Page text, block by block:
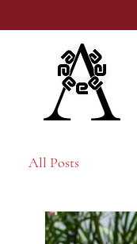
All Posts